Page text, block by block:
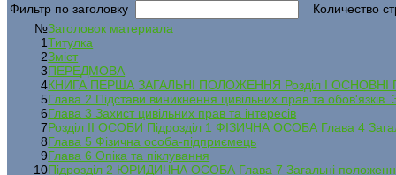
Фильтр по заголовку
Количество
№Заголовок материала
1Титулка
2Зміст
3ПЕРЕДМОВА
4КНИГА ПЕРША ЗАГАЛЬНІ ПОЛОЖЕННЯ Розділ І ОСНОВНІ
5Глава 2 Підстави виникнення цивільних прав та
6Глава 3 Захист цивільних прав та інтересів
7Розділ II ОСОБИ Підрозділ 1 ФІЗИЧНА ОСОБА Глава 4
8Глава 5 Фізична особа-підприємець
9Глава 6 Опіка та піклування
10Підрозділ 2 ЮРИДИЧНА ОСОБА Глава 7 Загальні